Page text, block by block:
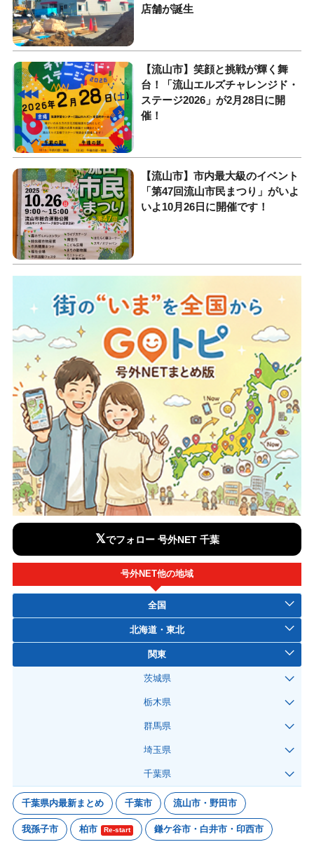
店舗が誕生
【流山市】笑顔と挑戦が輝く舞
台！「流山エルズチャレンジド・
ステージ2026」が2月28日に開
催！
【流山市】市内最大級のイベント
「第47回流山市民まつり」がいよ
いよ10月26日に開催です！
𝕏でフォロー 号外NET 千葉
号外NET他の地域
全国
北海道・東北
関東
茨城県
栃木県
群馬県
埼玉県
千葉県
千葉県内最新まとめ 千葉市 流山市・野田市
我孫子市 柏市 Re-start 鎌ケ谷市・白井市・印西市